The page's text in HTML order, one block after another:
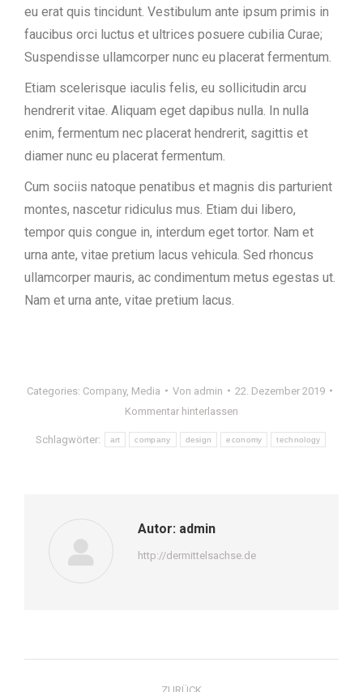
eu erat quis tincidunt. Vestibulum ante ipsum primis in
faucibus orci luctus et ultrices posuere cubilia Curae;
Suspendisse ullamcorper nunc eu placerat fermentum.
Etiam scelerisque iaculis felis, eu sollicitudin arcu
hendrerit vitae. Aliquam eget dapibus nulla. In nulla
enim, fermentum nec placerat hendrerit, sagittis et
diamer nunc eu placerat fermentum.
Cum sociis natoque penatibus et magnis dis parturient
montes, nascetur ridiculus mus. Etiam dui libero,
tempor quis congue in, interdum eget tortor. Nam et
urna ante, vitae pretium lacus vehicula. Sed rhoncus
ullamcorper mauris, ac condimentum metus egestas ut.
Nam et urna ante, vitae pretium lacus.
Categories: Company, Media Von admin
22. Dezember 2019
Kommentar hinterlassen
Schlagwörter: art company design economy technology
Autor: admin
http://dermittelsachse.de